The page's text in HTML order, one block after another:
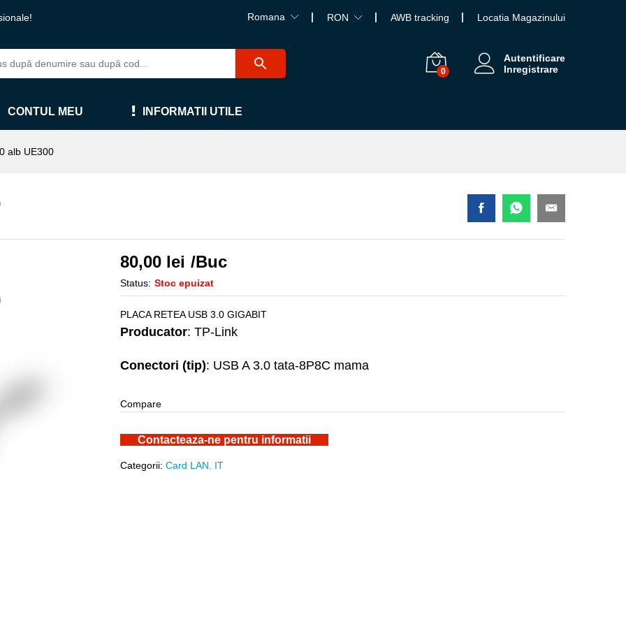
Romana RON AWB tracking Locatia Magazinului
0
Autentificare
Inregistrare
CONTUL MEU INFORMATII UTILE
alb UE300
80,00 lei /Buc
Status: Stoc epuizat
PLACA RETEA USB 3.0 GIGABIT
Producator: TP-Link
Conectori (tip): USB A 3.0 tata-8P8C mama
Compare
Contacteaza-ne pentru informatii
Categorii:Card LAN IT